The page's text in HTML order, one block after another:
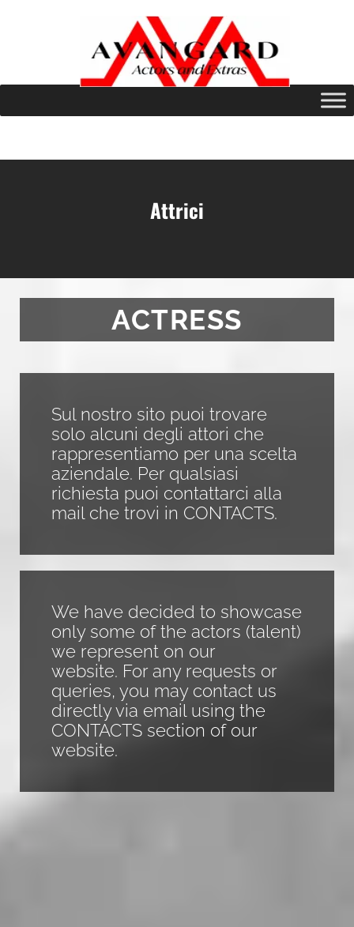
Attrici
ACTRESS
Sul nostro sito puoi trovare
solo alcuni degli attori che
rappresentiamo per una scelta
aziendale. Per qualsiasi
richiesta puoi contattarci alla
mail che trovi in CONTACTS.
We have decided to showcase
only some of the actors (talent)
we represent on our
website. For any requests or
queries, you may contact us
directly via email using the
CONTACTS section of our
website.